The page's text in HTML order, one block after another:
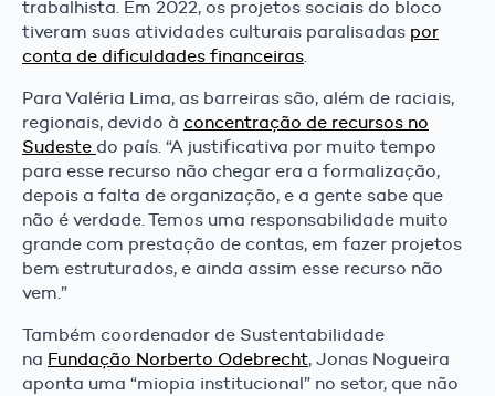
trabalhista. Em 2022, os projetos sociais do bloco
tiveram suas atividades culturais paralisadas por
conta de dificuldades financeiras.
Para Valéria Lima, as barreiras são, além de raciais,
regionais, devido à concentração de recursos no
Sudeste do país. “A justificativa por muito tempo
para esse recurso não chegar era a formalização,
depois a falta de organização, e a gente sabe que
não é verdade. Temos uma responsabilidade muito
grande com prestação de contas, em fazer projetos
bem estruturados, e ainda assim esse recurso não
vem.”
Também coordenador de Sustentabilidade
na Fundação Norberto Odebrecht, Jonas Nogueira
aponta uma “miopia institucional” no setor, que não